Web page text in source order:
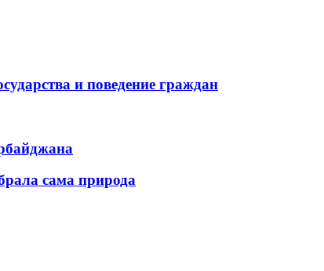
и поведение граждан
сама природа